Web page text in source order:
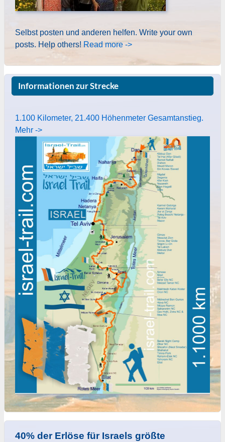
Selbst posten und anderen helfen. Write your own
posts. Help others! Read more ->
Informationen zur Strecke
1.100 Kilometer, 21.400 Höhenmeter Gesamtanstieg.
Mehr ->
40% der Erlöse für Israels größte